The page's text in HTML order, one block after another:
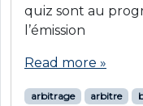
quiz sont au
l’émission
Read more »
arbitrage arbitre